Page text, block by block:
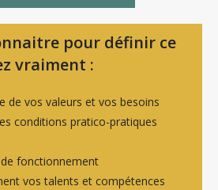
pour définir ce
vraiment :
de vos valeurs et vos besoins
conditions pratico-pratiques
fonctionnement
vos talents et compétences